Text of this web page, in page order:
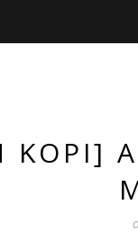
KOPI]